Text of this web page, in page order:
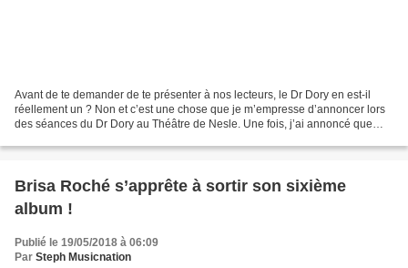
Avant de te demander de te présenter à nos lecteurs, le Dr Dory en est-il
réellement un ? Non et c’est une chose que je m’empresse d’annoncer lors
des séances du Dr Dory au Théâtre de Nesle. Une fois, j’ai annoncé que
Brisa Roché s’apprête à sortir son sixième
album !
Publié le 19/05/2018 à 06:09
Par Steph Musicnation